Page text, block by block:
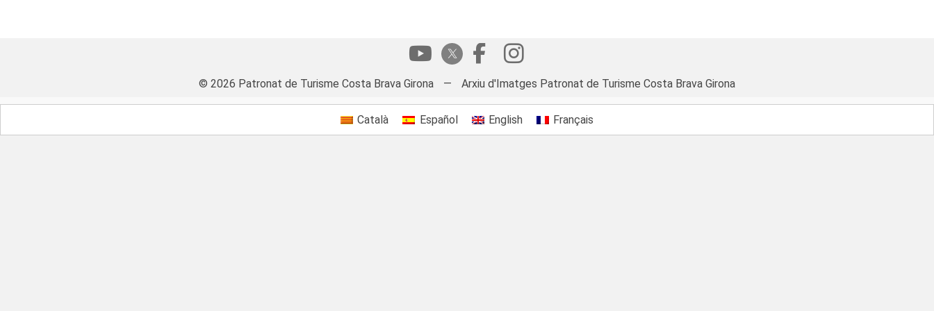
© 2026 Patronat de Turisme Costa Brava Girona — Arxiu d'Imatges Patronat de Turisme Costa Brava Girona
Català Español English Français